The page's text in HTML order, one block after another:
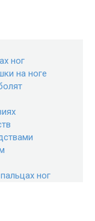
ног
на ноге
ног